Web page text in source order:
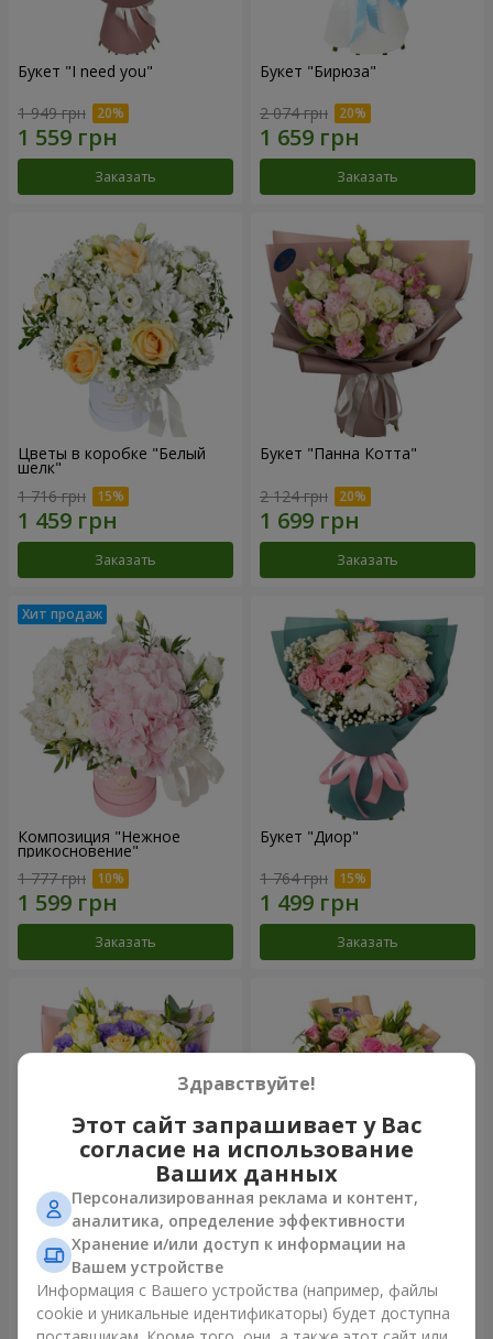
Букет "I need you"
1 949 грн
Заказать
Букет "Бирюза"
2 074 грн
Заказать
Цветы в коробке "Белый
шелк"
1 716 грн
Заказать
Букет "Панна Котта"
2 124 грн
Заказать
Композиция "Нежное
прикосновение"
1 777 грн
Заказать
Букет "Диор"
1 764 грн
Заказать
Букет "Цветные сны"
3 656 грн
Заказать
Букет "Цветочное Selfie!"
Заказать
Здравствуйте!
Этот сайт запрашивает у Вас
согласие на использование
Ваших данных
Персонализированная реклама и контент,
аналитика, определение эффективности
Хранение и/или доступ к информации на
Вашем устройстве
Информация с Вашего устройства (например, файлы
cookie и уникальные идентификаторы) будет доступна